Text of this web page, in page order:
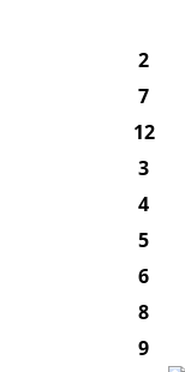
2
7
12
3
4
5
6
8
9